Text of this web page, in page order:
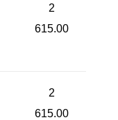
2
615.00
2
615.00